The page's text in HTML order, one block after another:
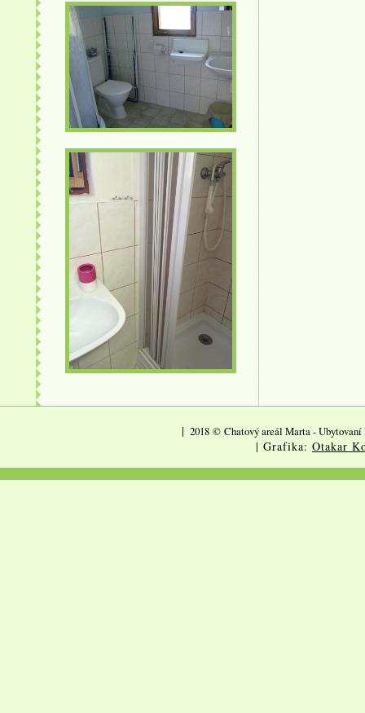
| 2018 © Chatový areál Marta -
| Grafika: Otakar